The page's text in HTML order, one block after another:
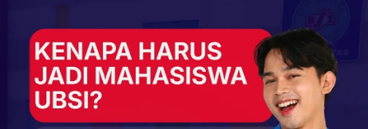
Voli Putri BSI FLASH 2026 Kota Jakarta
menerima uang pembinaan, trofi, serta beasiswa kuliah di
penanda bahwa kerja sunyi, disiplin, dan ketenangan dapat
bukan hanya dengan piala, tetapi dengan pengalaman